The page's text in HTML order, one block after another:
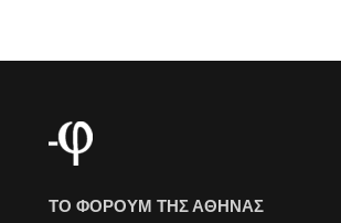
ΤΟ ΦΟΡΟΥΜ ΤΗΣ ΑΘΗΝΑΣ